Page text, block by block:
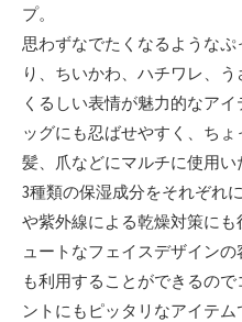
プ。
思わずなでたくなるような
り、ちいかわ、ハチワレ、
くるしい表情が魅力的なア
ッグにも忍ばせやすく、ち
髪、爪などにマルチに使用い
3種類の保湿成分をそれぞれ
や紫外線による乾燥対策に
ュートなフェイスデザイン
も利用することができるの
ントにもピッタリなアイテム